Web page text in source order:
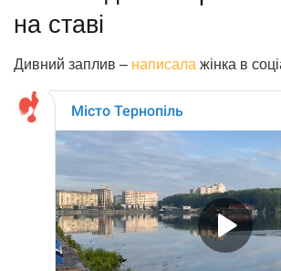
на ставі
Дивний заплив – написалажінка в